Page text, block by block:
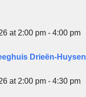
at 2:00 pm - 4:00 pm
Drieën-Huysen
at 2:00 pm - 4:30 pm